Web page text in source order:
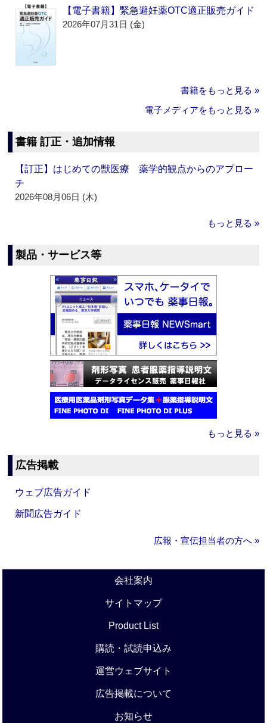
【電子書籍】緊急避妊薬OTC適正販売ガイド
2026年07月31日 (金)
書籍をもっと見る »
電子メディアをもっと見る »
書籍 訂正・追加情報
【訂正】はじめての獣医療 薬学的観点からのアプロー
チ
2026年08月06日 (木)
もっと見る »
製品・サービス等
もっと見る »
広告掲載
ウェブ広告ガイド
新聞広告ガイド
広報・宣伝担当者の方へ »
会社案内
サイトマップ
Product List
購読・試読申込み
運営ウェブサイト
広告掲載について
お知らせ